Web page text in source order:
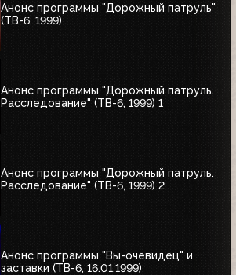
Анонс программы "Дорожный патруль"
(ТВ-6, 1999)
Анонс программы "Дорожный патруль.
Расследование" (ТВ-6, 1999) 1
Анонс программы "Дорожный патруль.
Расследование" (ТВ-6, 1999) 2
Анонс программы "Вы-очевидец" и
заставки (ТВ-6, 16.01.1999)